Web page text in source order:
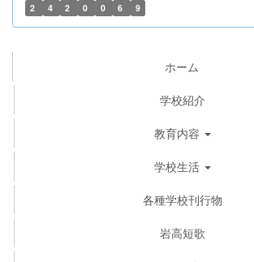
2 4 2 0 0 6 9
ホーム
学校紹介
教育内容
学校生活
各種学校刊行物
岩高短歌